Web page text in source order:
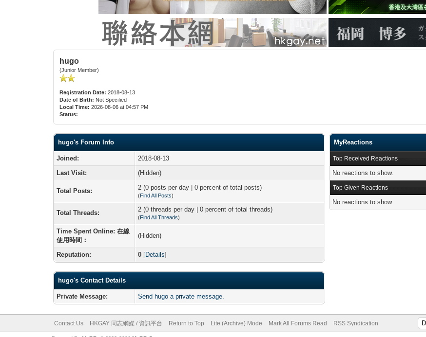
hugo
(Junior Member)
Registration Date: 2018-08-13
Date of Birth: Not Specified
Local Time: 2026-08-06 at 04:57 PM
Status:
hugo's Forum Info
Joined:
2018-08-13
Last Visit:
(Hidden)
Total Posts: 2 (0 posts per day | 0 percent of total posts)
(Find All Posts)
Total Threads: 2 (0 threads per day | 0 percent of total threads)
(Find All Threads)
Time Spent Online: 在線
使用時間：
(Hidden)
Reputation: 0 [Details]
hugo's Contact Details
Private Message: Send hugo a private message.
MyReactions
Top Received Reactions
No reactions to show.
Top Given Reactions
No reactions to show.
Contact Us HKGAY 同志網媒 / 資訊平台 Return to Top Lite (Archive) Mode Mark All Forums Read RSS Syndication